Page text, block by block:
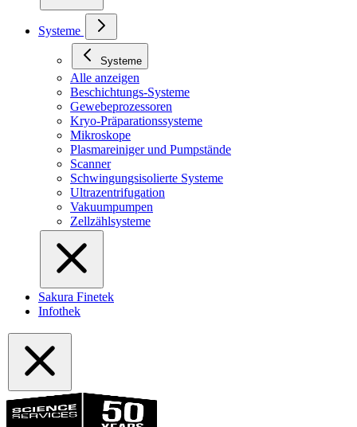
Systeme
Systeme
Alle anzeigen
Beschichtungs-Systeme
Gewebeprozessoren
Kryo-Präparationssysteme
Mikroskope
Plasmareiniger und Pumpstände
Scanner
Schwingungsisolierte Systeme
Ultrazentrifugation
Vakuumpumpen
Zellzählsysteme
Sakura Finetek
Infothek